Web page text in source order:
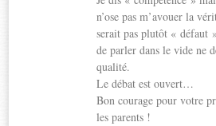
n’ose pas m’avouer la
serait pas plutôt « défaut
de parler dans le vide ne
qualité.
Le débat est ouvert…
Bon courage pour votre
les parents !